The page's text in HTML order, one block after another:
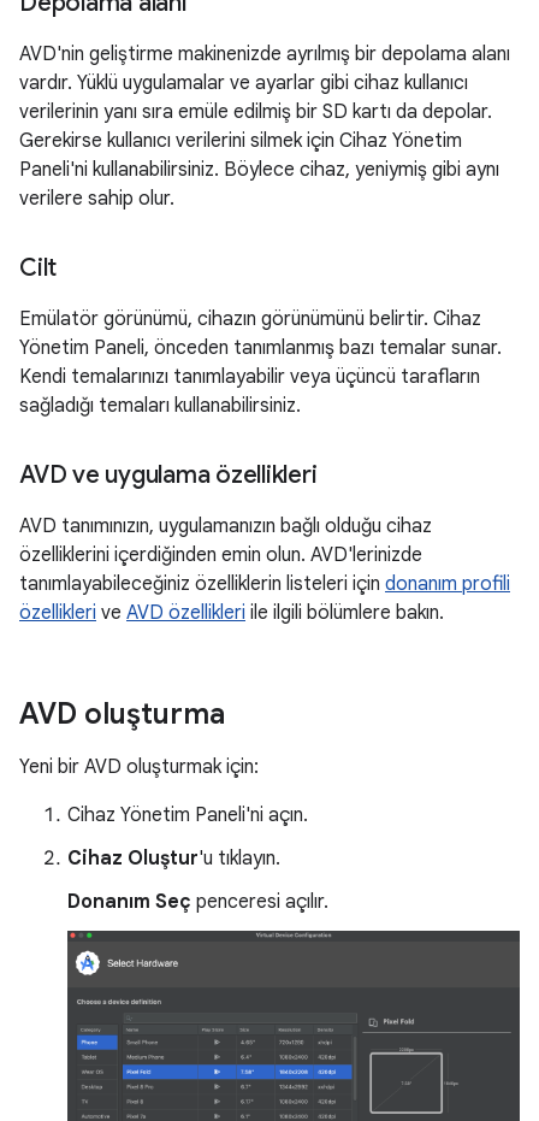
AVD'nin geliştirme makinenizde ayrılmış bir depolama alanı
vardır. Yüklü uygulamalar ve ayarlar gibi cihaz kullanıcı
verilerinin yanı sıra emüle edilmiş bir SD kartı da depolar.
Gerekirse kullanıcı verilerini silmek için Cihaz Yönetim
Paneli'ni kullanabilirsiniz. Böylece cihaz, yeniymiş gibi aynı
verilere sahip olur.
Cilt
Emülatör görünümü, cihazın görünümünü belirtir. Cihaz
Yönetim Paneli, önceden tanımlanmış bazı temalar sunar.
Kendi temalarınızı tanımlayabilir veya üçüncü tarafların
sağladığı temaları kullanabilirsiniz.
AVD ve uygulama özellikleri
AVD tanımınızın, uygulamanızın bağlı olduğu cihaz
özelliklerini içerdiğinden emin olun. AVD'lerinizde
tanımlayabileceğiniz özelliklerin listeleri için donanım profili
özellikleri ve AVD özellikleri ile ilgili bölümlere bakın.
AVD oluşturma
Yeni bir AVD oluşturmak için:
Cihaz Yönetim Paneli'ni açın.
Cihaz Oluştur'u tıklayın.
Donanım Seç penceresi açılır.